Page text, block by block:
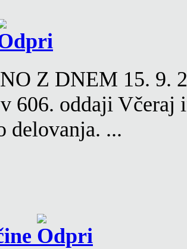
Z DNEM 15. 9.
606. oddaji Včeraj
delovanja. ...